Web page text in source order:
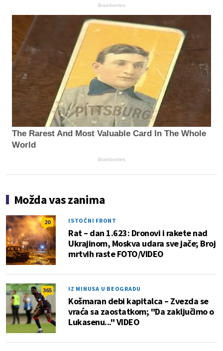
Brainberries
The Rarest And Most Valuable Card In The Whole
World
Brainberries
Možda vas zanima
20 ISTOČNI FRONT
Rat – dan 1.623: Dronovi i rakete nad
Ukrajinom, Moskva udara sve jače; Broj
mrtvih raste FOTO/VIDEO
365 IZ MINUSA U BEOGRADU
Košmaran debi kapitalca – Zvezda se
vraća sa zaostatkom; "Da zaključimo o
Lukasenu..." VIDEO